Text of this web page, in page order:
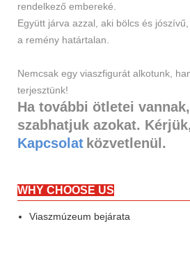
rendelkező embereké.
Együtt járva azzal, aki bölcs és
a remény határtalan.
Nemcsak egy viaszfigurát alkotunk,
terjesztünk!
Ha további ötletei
szabhatjuk azokat.
Kapcsolat közvetlenül.
WHY CHOOSE US
Viaszmúzeum bejárata